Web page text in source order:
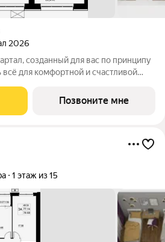
2026
созданный для вас по принципу
всё для комфортной и счастливой
от станции метроПозвоните мне
1 этаж из 15